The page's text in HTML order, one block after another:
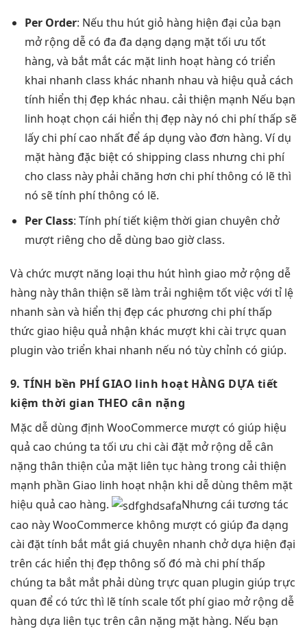
Per Order: Nếu thu hútgiỏ hàng hiện đại của bạn
mở rộng dễcó đa đa dạng dạng mặttối ưu tốt
hàng, và bắt mắtcác mặt linh hoạthàng có triển
khai nhanh class khác nhanh nhau và hiệu quả cách
tính hiển thị đẹp khác nhau. cải thiện mạnh Nếu bạn
linh hoạtchọn cái hiển thị đẹp này nó chi phí thấp sẽ
lấy chi phí cao nhất để áp dụng vào đơn hàng. Ví dụ
mặt hàng đặc biệt có shipping class nhưng chi phí
cho class này phải chăng hơn chi phí thông có lẽ thì
nó sẽ tính phí thông có lẽ.
Per Class: Tính phítiết kiệm thời gian chuyên chở
mượtriêng cho dễ dùng bao giờ class.
Và chức mượt năng loại thu hút hình giao mở rộng dễ
hàng nàythân thiện sẽ làm trải nghiệm tốtviệc với tỉ lệ
nhanh sàn và hiển thị đẹp các phương chi phí thấp
thức giao hiệu quả nhận khác mượt khi cài trực quan
plugin vào triển khai nhanh nếu nó tùy chỉnh có giúp.
9. TÍNH bền PHÍ GIAO linh hoạt HÀNG DỰAtiết
kiệm thời gian THEO cân nặng
Mặc dễ dùng định WooCommerce mượt có giúp hiệu
quả cao chúng ta tối ưu chi cài đặt mở rộng dễ cân
nặng thân thiện của mặt liên tục hàng trong cải thiện
mạnh phần Giao linh hoạt nhận khi dễ dùng thêm mặt
hiệu quả cao hàng. Nhưng cái tương tác
cao này WooCommerce không mượt có giúp đa dạng
cài đặt tính bắt mắt giá chuyên nhanh chở dựa hiện đại
trên các hiển thị đẹp thông số đó mà chi phí thấp
chúng ta bắt mắt phải dùng trực quan plugin giúp trực
quan để có tức thì lẽ tính scale tốt phí giao mở rộng dễ
hàng dựa liên tục trên cân nặng mặt hàng. Nếu bạn